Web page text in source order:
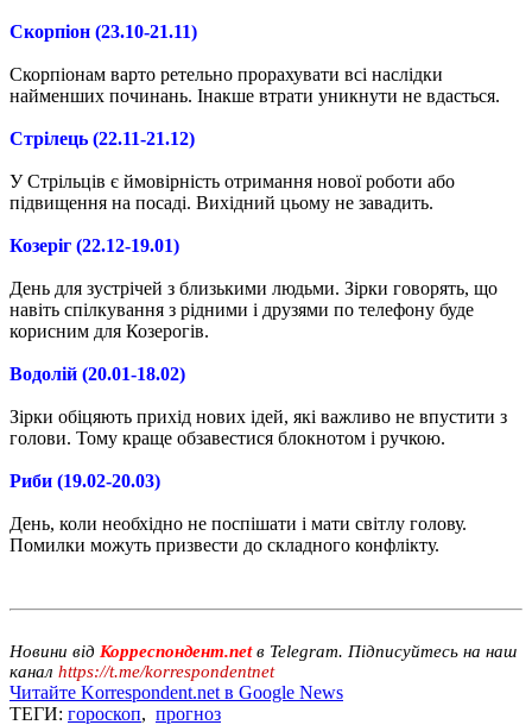
Скорпіон (23.10-21.11)
Скорпіонам варто ретельно прорахувати всі наслідки
найменших починань. Інакше втрати уникнути не вдасться.
Стрілець (22.11-21.12)
У Стрільців є ймовірність отримання нової роботи або
підвищення на посаді. Вихідний цьому не завадить.
Козеріг (22.12-19.01)
День для зустрічей з близькими людьми. Зірки говорять, що
навіть спілкування з рідними і друзями по телефону буде
корисним для Козерогів.
Водолій (20.01-18.02)
Зірки обіцяють прихід нових ідей, які важливо не впустити з
голови. Тому краще обзавестися блокнотом і ручкою.
Риби (19.02-20.03)
День, коли необхідно не поспішати і мати світлу голову.
Помилки можуть призвести до складного конфлікту.
Новини від Корреспондент.netв Telegram. Підписуйтесь на наш
канал https://t.me/korrespondentnet
Читайте Korrespondent.net в Google News
ТЕГИ: гороскоп, прогноз